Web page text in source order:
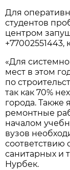
Для
студентов
центром
+77002551443,
«Для
мест в этом
по
так как 70%
города. Также
ремонтные
началом
вузов
санитарных и
Нурбек.